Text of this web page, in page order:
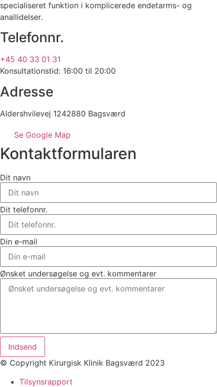
specialiseret funktion i komplicerede endetarms- og
anallidelser.
Telefonnr.
+45 40 33 01 31
Konsultationstid: 16:00 til 20:00
Adresse
Aldershvilevej 1242880 Bagsværd
Se Google Map
Kontaktformularen
Dit navn
Dit telefonnr.
Din e-mail
Ønsket undersøgelse og evt. kommentarer
Indsend
© Copyright Kirurgisk Klinik Bagsværd 2023
Tilsynsrapport